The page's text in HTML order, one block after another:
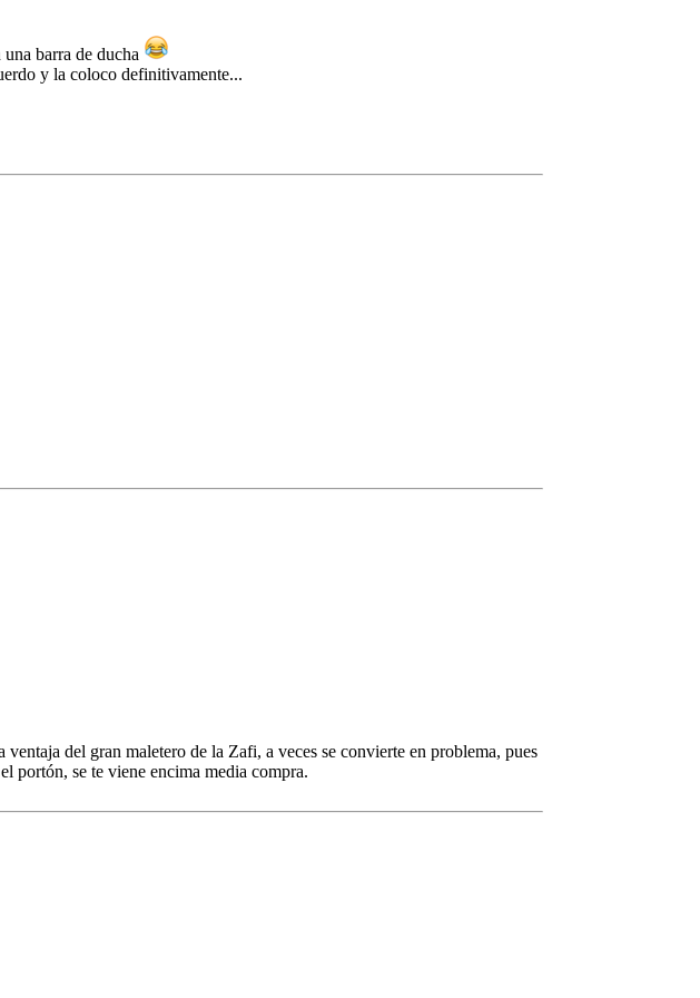
barra de ducha
y la coloco definitivamente...
del gran maletero de la Zafi, a veces se convierte en problema, pues
portón, se te viene encima media compra.